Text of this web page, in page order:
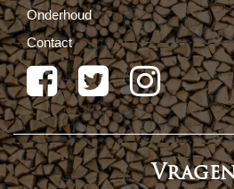
Onderhoud
Contact